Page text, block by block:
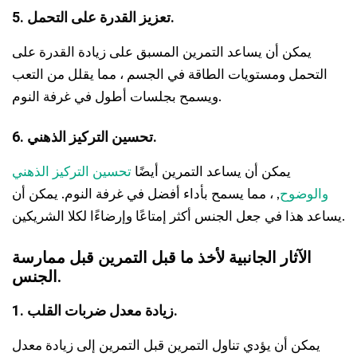
5. تعزيز القدرة على التحمل.
يمكن أن يساعد التمرين المسبق على زيادة القدرة على
التحمل ومستويات الطاقة في الجسم ، مما يقلل من التعب
ويسمح بجلسات أطول في غرفة النوم.
6. تحسين التركيز الذهني.
يمكن أن يساعد التمرين أيضًا تحسين التركيز الذهني
والوضوح, ، مما يسمح بأداء أفضل في غرفة النوم. يمكن أن
يساعد هذا في جعل الجنس أكثر إمتاعًا وإرضاءًا لكلا الشريكين.
الآثار الجانبية لأخذ ما قبل التمرين قبل ممارسة
الجنس.
1. زيادة معدل ضربات القلب.
يمكن أن يؤدي تناول التمرين قبل التمرين إلى زيادة معدل